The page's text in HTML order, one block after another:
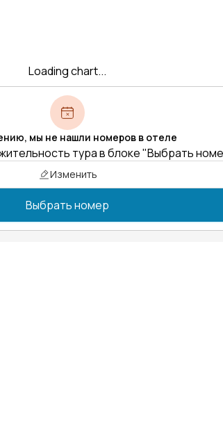
Loading chart...
мы не нашли номеров в отеле
тура в блоке "Выбрать
Изменить
Выбрать номер